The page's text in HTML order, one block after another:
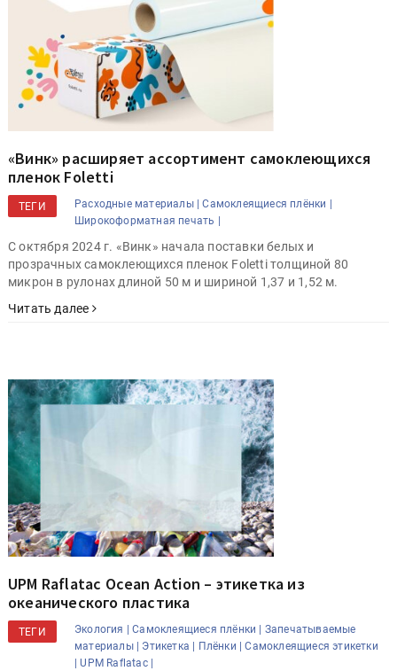
«Винк» расширяет ассортимент самоклеющихся
пленок Foletti
ТЕГИ Расходные материалы |
Самоклеящиеся плёнки |
Широкоформатная печать |
С октября 2024 г. «Винк» начала поставки белых и
прозрачных самоклеющихся пленок Foletti толщиной 80
микрон в рулонах длиной 50 м и шириной 1,37 и 1,52 м.
Читать далее
UPM Raflatac Ocean Action – этикетка из
океанического пластика
ТЕГИ Экология | Самоклеящиеся плёнки |
Запечатываемые
материалы |
Этикетка | Плёнки |
Самоклеящиеся этикетки
UPM Raflatac |